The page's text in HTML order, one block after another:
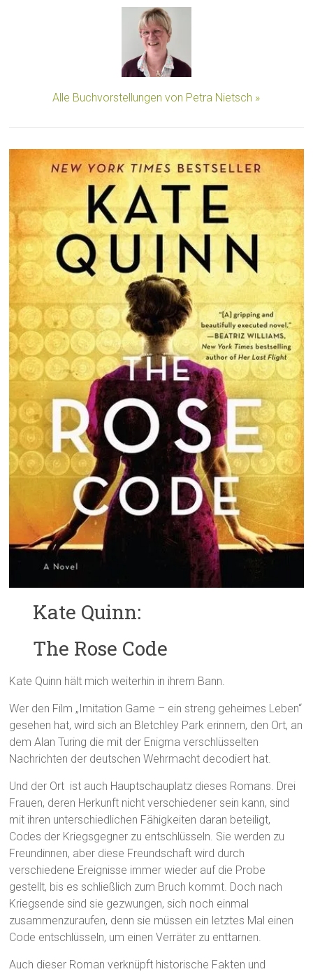
Alle Buchvorstellungen von Petra Nietsch »
Kate Quinn:
The Rose Code
Kate Quinn hält mich weiterhin in ihrem Bann.
Wer den Film „Imitation Game – ein streng geheimes Leben“
gesehen hat, wird sich an Bletchley Park erinnern, den Ort, an
dem Alan Turing die mit der Enigma verschlüsselten
Nachrichten der deutschen Wehrmacht decodiert hat.
Und der Ort ist auch Hauptschauplatz dieses Romans. Drei
Frauen, deren Herkunft nicht verschiedener sein kann, sind
mit ihren unterschiedlichen Fähigkeiten daran beteiligt,
Codes der Kriegsgegner zu entschlüsseln. Sie werden zu
Freundinnen, aber diese Freundschaft wird durch
verschiedene Ereignisse immer wieder auf die Probe
gestellt, bis es schließlich zum Bruch kommt. Doch nach
Kriegsende sind sie gezwungen, sich noch einmal
zusammenzuraufen, denn sie müssen ein letztes Mal einen
Code entschlüsseln, um einen Verräter zu enttarnen.
Auch dieser Roman verknüpft historische Fakten und